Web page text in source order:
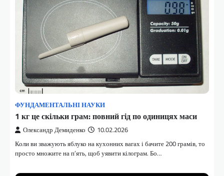
ФУНДАМЕНТАЛЬНІ НАУКИ
1 кг це скільки грам: повний гід по одиницях маси
Олександр Демиденко 10.02.2026
Коли ви зважують яблуко на кухонних вагах і бачите 200 грамів, то
просто множите на п’ять, щоб уявити кілограм. Бо…